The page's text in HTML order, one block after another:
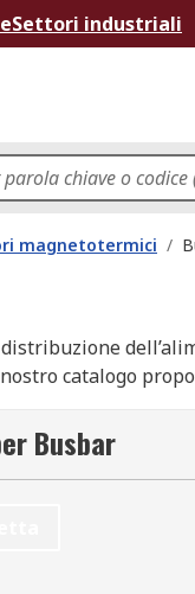
Settori industriali
magnetotermici /
catalogo
trattati figurano
offriamo
Busbar